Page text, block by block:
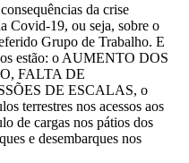
da crise
Covid-19, ou seja, sobre o
Grupo de Trabalho. E
estão: o AUMENTO DOS
FALTA DE
DE ESCALAS, o
terrestres nos acessos aos
de cargas nos pátios dos
e desembarques nos